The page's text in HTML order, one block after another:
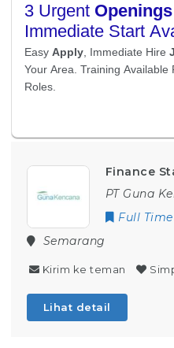
Finance
PT Guna
Full Time
Semarang
Kirim ke teman
Lihat detail